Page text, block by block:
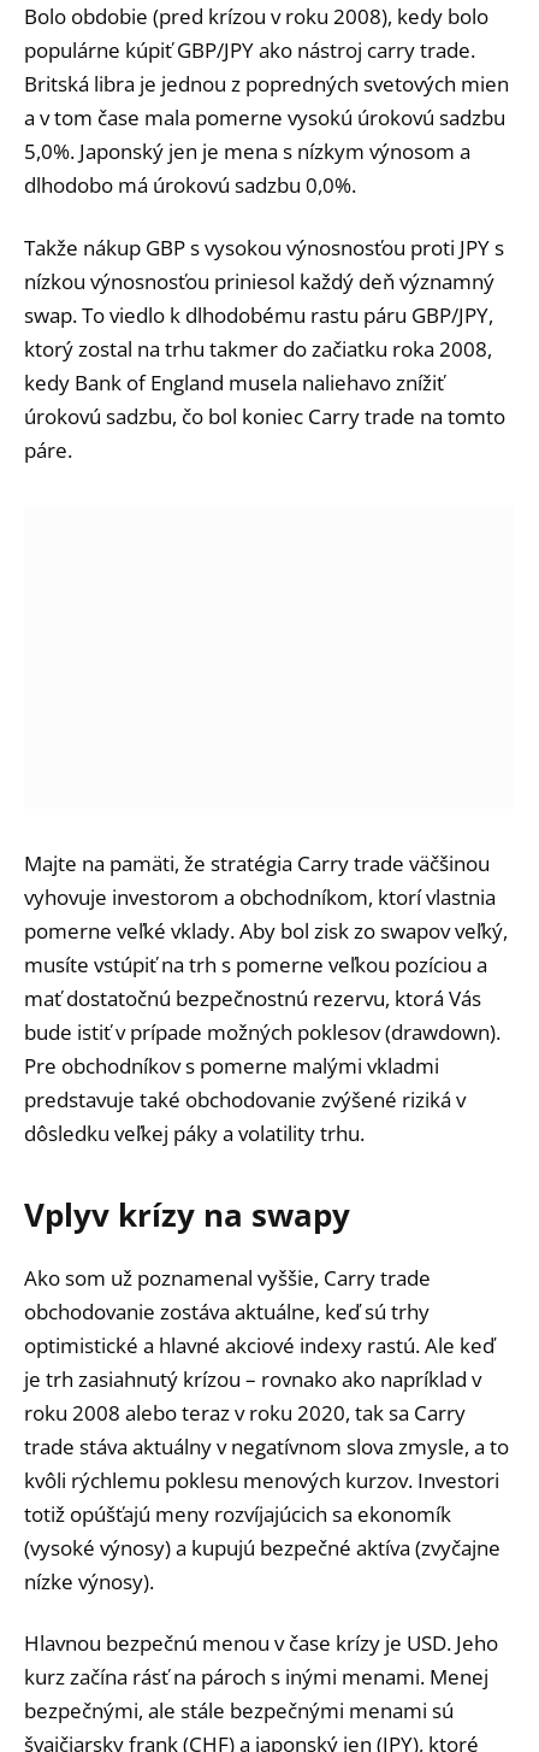
Bolo obdobie (pred krízou v roku 2008), kedy bolo
populárne kúpiť GBP/JPY ako nástroj carry trade.
Britská libra je jednou z popredných svetových mien
a v tom čase mala pomerne vysokú úrokovú sadzbu
5,0%. Japonský jen je mena s nízkym výnosom a
dlhodobo má úrokovú sadzbu 0,0%.
Takže nákup GBP s vysokou výnosnosťou proti JPY s
nízkou výnosnosťou priniesol každý deň významný
swap. To viedlo k dlhodobému rastu páru GBP/JPY,
ktorý zostal na trhu takmer do začiatku roka 2008,
kedy Bank of England musela naliehavo znížiť
úrokovú sadzbu, čo bol koniec Carry trade na tomto
páre.
Majte na pamäti, že stratégia Carry trade väčšinou
vyhovuje investorom a obchodníkom, ktorí vlastnia
pomerne veľké vklady. Aby bol zisk zo swapov veľký,
musíte vstúpiť na trh s pomerne veľkou pozíciou a
mať dostatočnú bezpečnostnú rezervu, ktorá Vás
bude istiť v prípade možných poklesov (drawdown).
Pre obchodníkov s pomerne malými vkladmi
predstavuje také obchodovanie zvýšené riziká v
dôsledku veľkej páky a volatility trhu.
Vplyv krízy na swapy
Ako som už poznamenal vyššie, Carry trade
obchodovanie zostáva aktuálne, keď sú trhy
optimistické a hlavné akciové indexy rastú. Ale keď
je trh zasiahnutý krízou – rovnako ako napríklad v
roku 2008 alebo teraz v roku 2020, tak sa Carry
trade stáva aktuálny v negatívnom slova zmysle, a to
kvôli rýchlemu poklesu menových kurzov. Investori
totiž opúšťajú meny rozvíjajúcich sa ekonomík
(vysoké výnosy) a kupujú bezpečné aktíva (zvyčajne
nízke výnosy).
Hlavnou bezpečnú menou v čase krízy je USD. Jeho
kurz začína rásť na pároch s inými menami. Menej
bezpečnými, ale stále bezpečnými menami sú
švajčiarsky frank (CHF) a japonský jen (JPY), ktoré